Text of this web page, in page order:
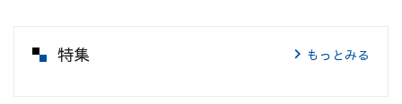
特集 もっとみる